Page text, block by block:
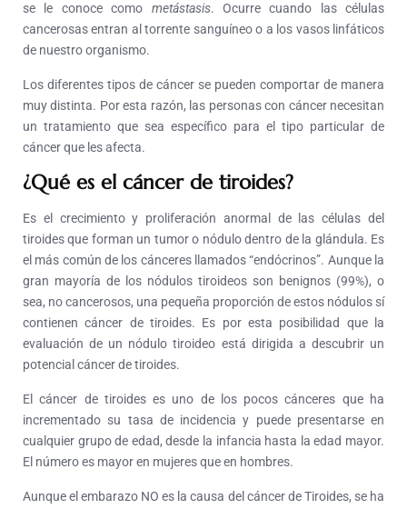
se le conoce como metástasis. Ocurre cuando las células
cancerosas entran al torrente sanguíneo o a los vasos linfáticos
de nuestro organismo.
Los diferentes tipos de cáncer se pueden comportar de manera
muy distinta. Por esta razón, las personas con cáncer necesitan
un tratamiento que sea específico para el tipo particular de
cáncer que les afecta.
¿Qué es el cáncer de tiroides?
Es el crecimiento y proliferación anormal de las células del
tiroides que forman un tumor o nódulo dentro de la glándula. Es
el más común de los cánceres llamados “endócrinos”. Aunque la
gran mayoría de los nódulos tiroideos son benignos (99%), o
sea, no cancerosos, una pequeña proporción de estos nódulos sí
contienen cáncer de tiroides. Es por esta posibilidad que la
evaluación de un nódulo tiroideo está dirigida a descubrir un
potencial cáncer de tiroides.
El cáncer de tiroides es uno de los pocos cánceres que ha
incrementado su tasa de incidencia y puede presentarse en
cualquier grupo de edad, desde la infancia hasta la edad mayor.
El número es mayor en mujeres que en hombres.
Aunque el embarazo NO es la causa del cáncer de Tiroides, se ha